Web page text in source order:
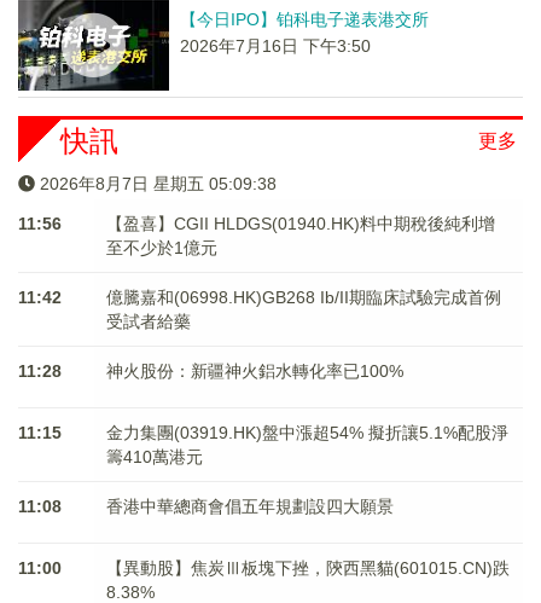
【今日IPO】铂科电子递表港交所
2026年7月16日 下午3:50
更多
快訊
2026年8月7日 星期五 05:09:39
11:56
【盈喜】CGII HLDGS(01940.HK)料中期稅後純利增
至不少於1億元
11:42
億騰嘉和(06998.HK)GB268 Ib/II期臨床試驗完成首例
受試者給藥
11:28 神火股份：新疆神火鋁水轉化率已100%
11:15
金力集團(03919.HK)盤中漲超54% 擬折讓5.1%配股淨
籌410萬港元
11:08 香港中華總商會倡五年規劃設四大願景
11:00
【異動股】焦炭Ⅲ板塊下挫，陝西黑貓(601015.CN)跌
8.38%